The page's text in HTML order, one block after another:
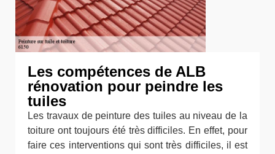
Les compétences de ALB
rénovation pour peindre les
tuiles
Les travaux de peinture des tuiles au niveau de la
toiture ont toujours été très difficiles. En effet, pour
faire ces interventions qui sont très difficiles, il est